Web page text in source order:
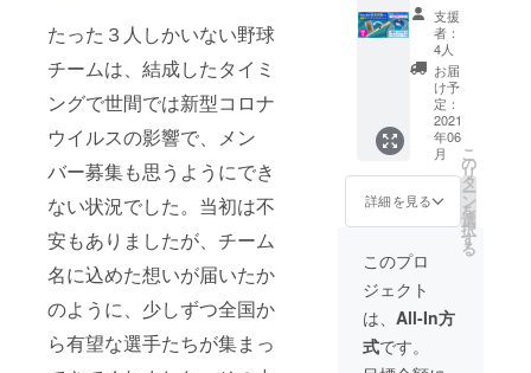
たった３人しかいない野球
チームは、結成したタイミ
ングで世間では新型コロナ
ウイルスの影響で、メン
バー募集も思うようにでき
ない状況でした。当初は不
安もありましたが、チーム
名に込めた想いが届いたか
のように、少しずつ全国か
ら有望な選手たちが集まっ
卒ご了
承くだ
さい
俗に反
する場
合は、
お名前
入れは
できま
せん ◎
お礼ポ
スト
カード
・ク
ラウド
ファン
ディン
グ限定
商品
・
チーム
ます ※
デザイ
ン、サ
イズは
変更に
なる場
合がご
ざいま
す ※写
際の商
品は異
合がご
ざいま
す ※ご
支援確
定後の
返金・
援額に
応じる
場合が
ありま
す
※希望す
るお名
前を備
考欄に
くださ
い
（10文
字以
内）
希望し
ない場
※デ
ザイ
ン：前
面＋左
右袖
※お
名前・
番号入
れはで
ん ◎
チーム
への支
援者の
お名前
入れ
者の
◎「淡
路ブレ
イブ
オー
シャン
ズ」
試合用
レプリ
カユニ
フォー
ム（選
サイン
・サ
イズ：
メンズ
（S/M/L
日程度
（約3時
間）
・支
援者様
含め3名
まで参
加可能
・支
援者様
合同で
がござ
います
・練
習場ま
での
「交通
サイン
入り
「バッ
ト」付
き特別
セッ
ト】 ◎
阪神タ
イガー
ス前監
督の金
本知憲
さん
直筆サ
イン入
り
「バッ
ト」
※転
売目的
支援
者：
4人
お届
け予
定：
2021
年06
月
詳細を見る
こ
の
リ
タ
ー
ン
を
選
択
す
る
このプロ
ジェクト
は、 All-In方
式です。